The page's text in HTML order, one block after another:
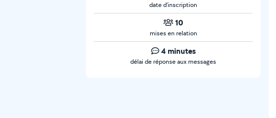
date d’inscription
10
mises en relation
4 minutes
délai de réponse aux messages